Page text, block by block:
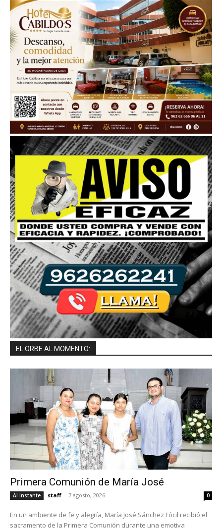
EL ORBE AL MOMENTO:
Primera Comunión de María José
Al Instante staff - 7 agosto, 2026 0
En un ambiente de fe y alegría, María José Sánchez Fócil recibió el
sacramento de la Primera Comunión durante una emotiva